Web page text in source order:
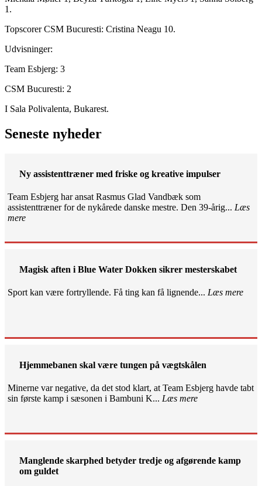
1.
Topscorer CSM Bucuresti: Cristina Neagu 10.
Udvisninger:
Team Esbjerg: 3
CSM Bucuresti: 2
I Sala Polivalenta, Bukarest.
Seneste nyheder
Ny assistenttræner med friske og kreative impulser
Team Esbjerg har ansat Rasmus Glad Vandbæk som
assistenttræner for de nykårede danske mestre. Den 39-årig... Læs
mere
Magisk aften i Blue Water Dokken sikrer mesterskabet
Sport kan være fortryllende. Få ting kan få lignende... Læs mere
Hjemmebanen skal være tungen på vægtskålen
Minerne var negative, da det stod klart, at Team Esbjerg havde tabt
sin første kamp i sæsonen i Bambuni K... Læs mere
Manglende skarphed betyder tredje og afgørende kamp
om guldet